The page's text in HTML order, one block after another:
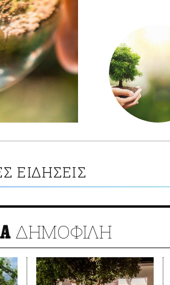
ΕΙΔΗΣΕΙΣ
ΔΗΜΟΦΙΛΗ